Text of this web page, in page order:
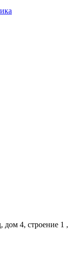
дом 4, строение 1 ,